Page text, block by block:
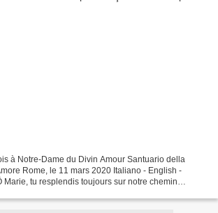
à Notre-Dame du Divin Amour Santuario della
Rome, le 11 mars 2020 Italiano - English -
Marie, tu resplendis toujours sur notre chemin